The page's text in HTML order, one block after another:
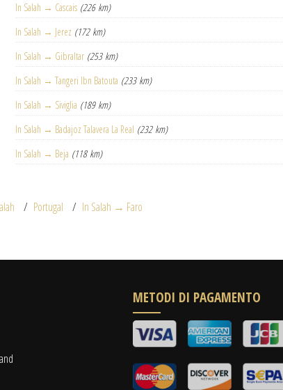
In Salah → Cascais (226 km)
In Salah → Jerez (172 km)
In Salah → Gibraltar (253 km)
In Salah → Tangeri Ibn Batouta (233 km)
In Salah → Siviglia (189 km)
In Salah → Badajoz Talavera La Real (232 km)
In Salah → Beja (118 km)
Portugal In Salah → Faro
METODI DI PAGAMENTO